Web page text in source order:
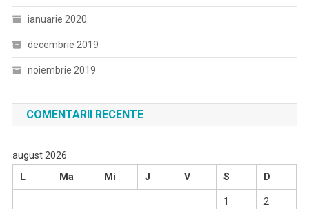
ianuarie 2020
decembrie 2019
noiembrie 2019
COMENTARII RECENTE
august 2026
L
Ma Mi J V S D
1 2